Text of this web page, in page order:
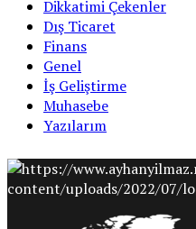
Dikkatimi Çekenler
Dış Ticaret
Finans
Genel
İş Geliştirme
Muhasebe
Yazılarım